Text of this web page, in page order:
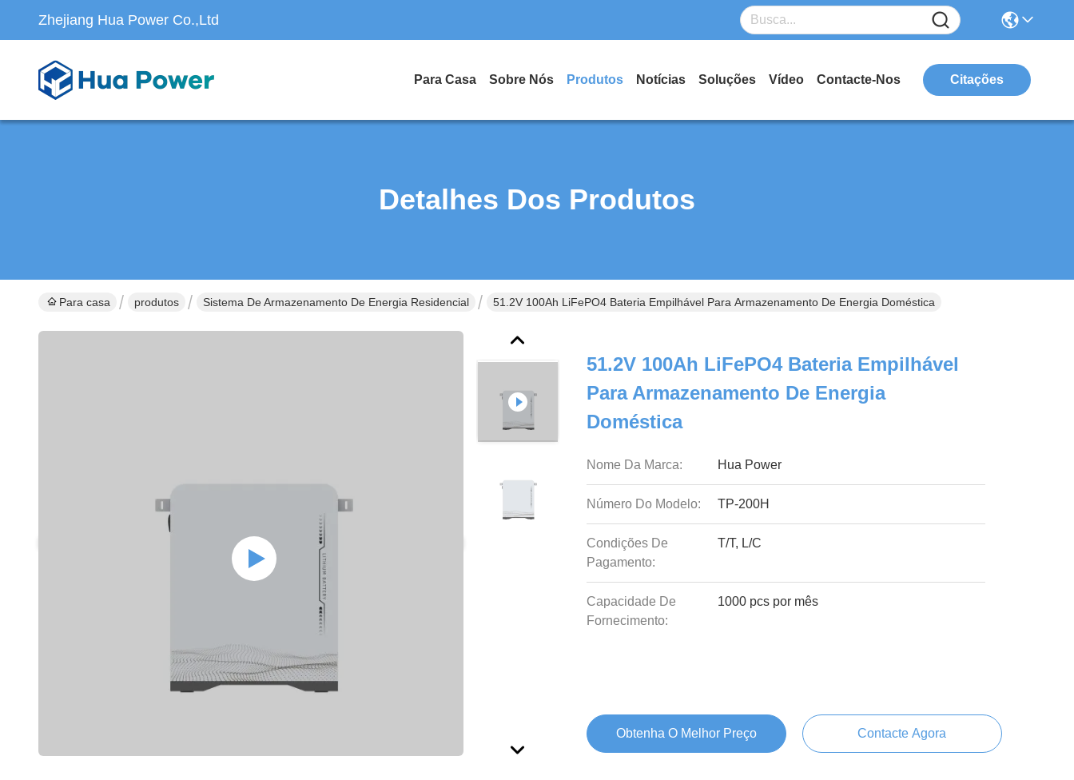
Zhejiang Hua Power Co.,Ltd
Para Casa Sobre Nós Produtos Notícias Soluções Vídeo Contacte-Nos Citações
Detalhes Dos Produtos
Para casa produtos Sistema De Armazenamento De Energia Residencial 51.2V 100Ah LiFePO4 Bateria Empilhável Para Armazenamento De Energia Doméstica
51.2V 100Ah LiFePO4 Bateria Empilhável
Para Armazenamento De Energia
Doméstica
Nome Da Marca: Hua Power
Número Do Modelo: TP-200H
Condições De
Pagamento:
T/T, L/C
Capacidade De
Fornecimento:
1000 pcs por mês
Obtenha O Melhor Preço Contacte Agora